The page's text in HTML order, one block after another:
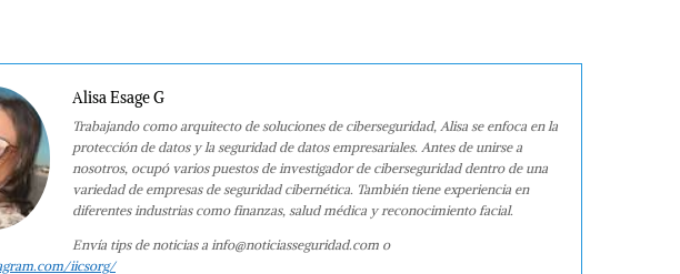
Alisa Esage G
Trabajando como arquitecto de soluciones de ciberseguridad, Alisa se enfoca en la
protección de datos y la seguridad de datos empresariales. Antes de unirse a
nosotros, ocupó varios puestos de investigador de ciberseguridad dentro de una
variedad de empresas de seguridad cibernética. También tiene experiencia en
diferentes industrias como finanzas, salud médica y reconocimiento facial.
Envía tips de noticias a info@noticiasseguridad.com o
iicsorg/